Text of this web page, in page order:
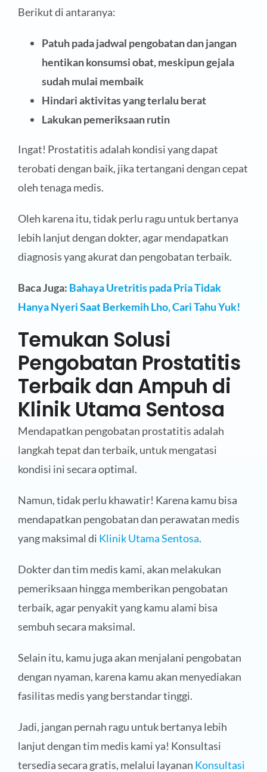
Berikut di antaranya:
Patuh pada jadwal pengobatan dan jangan
hentikan konsumsi obat, meskipun gejala
sudah mulai membaik
Hindari aktivitas yang terlalu berat
Lakukan pemeriksaan rutin
Ingat! Prostatitis adalah kondisi yang dapat
terobati dengan baik, jika tertangani dengan cepat
oleh tenaga medis.
Oleh karena itu, tidak perlu ragu untuk bertanya
lebih lanjut dengan dokter, agar mendapatkan
diagnosis yang akurat dan pengobatan terbaik.
Baca Juga: Bahaya Uretritis pada Pria Tidak
Hanya Nyeri Saat Berkemih Lho, Cari Tahu Yuk!
Temukan Solusi
Pengobatan Prostatitis
Terbaik dan Ampuh di
Klinik Utama Sentosa
Mendapatkan pengobatan prostatitis adalah
langkah tepat dan terbaik, untuk mengatasi
kondisi ini secara optimal.
Namun, tidak perlu khawatir! Karena kamu bisa
mendapatkan pengobatan dan perawatan medis
yang maksimal di Klinik Utama Sentosa.
Dokter dan tim medis kami, akan melakukan
pemeriksaan hingga memberikan pengobatan
terbaik, agar penyakit yang kamu alami bisa
sembuh secara maksimal.
Selain itu, kamu juga akan menjalani pengobatan
dengan nyaman, karena kamu akan menyediakan
fasilitas medis yang berstandar tinggi.
Jadi, jangan pernah ragu untuk bertanya lebih
lanjut dengan tim medis kami ya! Konsultasi
tersedia secara gratis, melalui layanan Konsultasi